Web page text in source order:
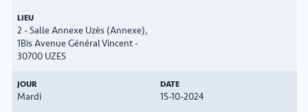
2 - Salle Annexe Uzès (Annexe),
1Bis Avenue Général Vincent -
30700 UZES
Mardi 15-10-2024